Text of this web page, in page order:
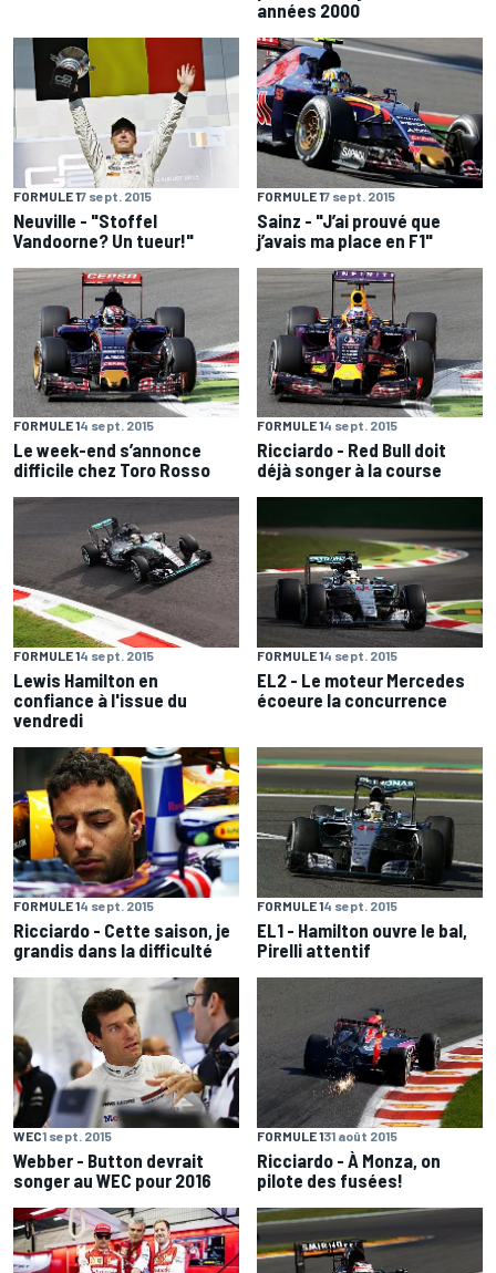
années 2000
FORMULE 17 sept. 2015
Neuville - "Stoffel
Vandoorne? Un tueur!"
FORMULE 17 sept. 2015
Sainz - "J’ai prouvé que
j’avais ma place en F1"
FORMULE 14 sept. 2015
Le week-end s’annonce
difficile chez Toro Rosso
FORMULE 14 sept. 2015
Ricciardo - Red Bull doit
déjà songer à la course
FORMULE 14 sept. 2015
Lewis Hamilton en
confiance à l'issue du
vendredi
FORMULE 14 sept. 2015
EL2 - Le moteur Mercedes
écoeure la concurrence
FORMULE 14 sept. 2015
Ricciardo - Cette saison, je
grandis dans la difficulté
FORMULE 14 sept. 2015
EL1 - Hamilton ouvre le bal,
Pirelli attentif
WEC1 sept. 2015
Webber - Button devrait
songer au WEC pour 2016
FORMULE 131 août 2015
Ricciardo - À Monza, on
pilote des fusées!